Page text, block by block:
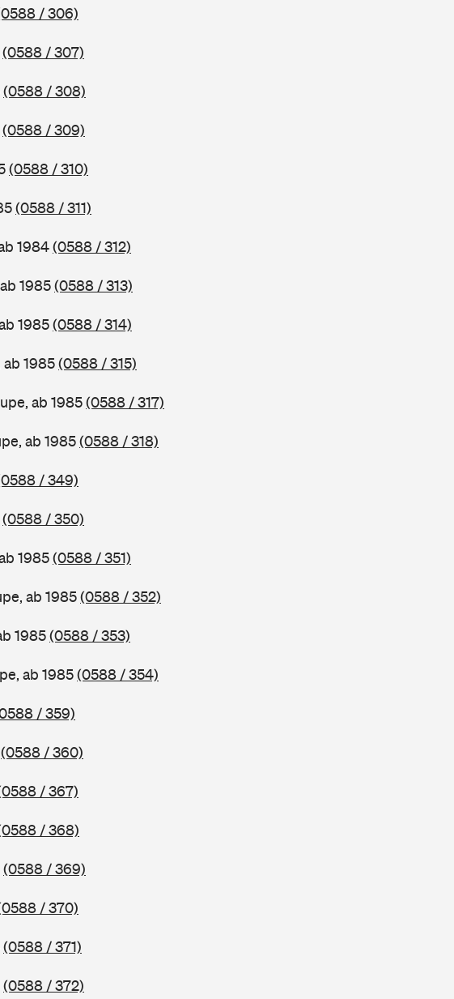
/ 306)
(0588 / 307)
(0588 / 308)
(0588 / 309)
(0588 / 310)
(0588 / 311)
1984(0588 / 312)
1985(0588 / 313)
1985(0588 / 314)
ab 1985(0588 / 315)
ab 1985(0588 / 317)
ab 1985(0588 / 318)
/ 349)
(0588 / 350)
1985(0588 / 351)
ab 1985(0588 / 352)
1985(0588 / 353)
ab 1985(0588 / 354)
/ 359)
(0588 / 360)
/ 367)
/ 368)
(0588 / 369)
/ 370)
(0588 / 371)
(0588 / 372)